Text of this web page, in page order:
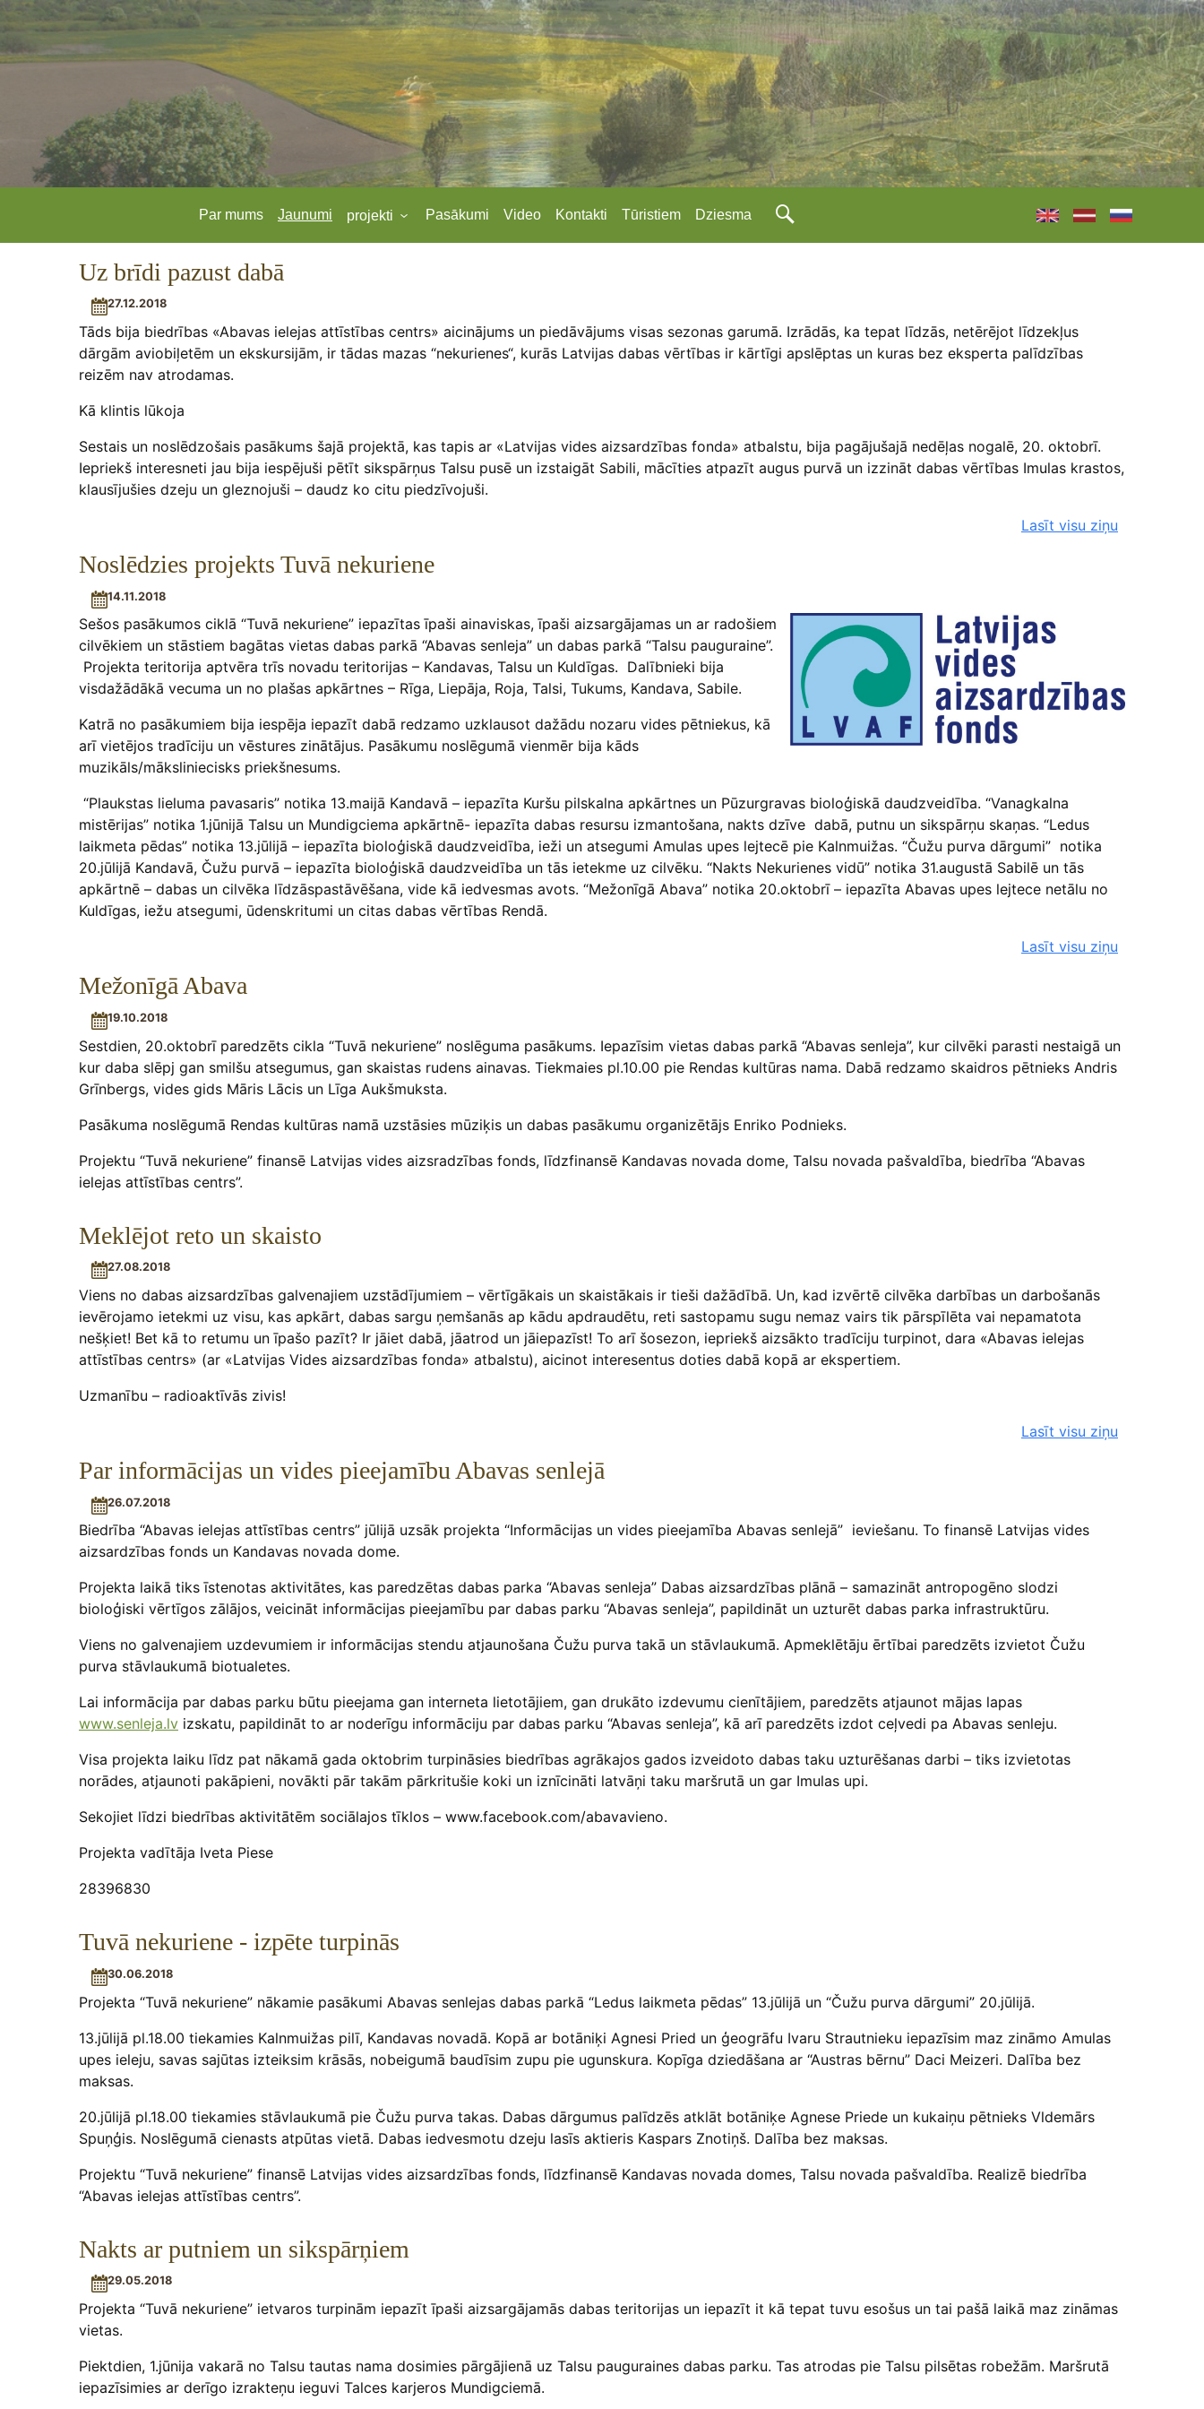
Par mums Jaunumi projekti Pasākumi Video Kontakti Tūristiem Dziesma
Uz brīdi pazust dabā
27.12.2018
Tāds bija biedrības «Abavas ielejas attīstības centrs» aicinājums un piedāvājums visas sezonas garumā. Izrādās, ka tepat līdzās, netērējot līdzekļus
dārgām aviobiļetēm un ekskursijām, ir tādas mazas “nekurienes“, kurās Latvijas dabas vērtības ir kārtīgi apslēptas un kuras bez eksperta palīdzības
reizēm nav atrodamas.
Kā klintis lūkoja
Sestais un noslēdzošais pasākums šajā projektā, kas tapis ar «Latvijas vides aizsardzības fonda» atbalstu, bija pagājušajā nedēļas nogalē, 20. oktobrī.
Iepriekš interesneti jau bija iespējuši pētīt sikspārņus Talsu pusē un izstaigāt Sabili, mācīties atpazīt augus purvā un izzināt dabas vērtības Imulas krastos,
klausījušies dzeju un gleznojuši – daudz ko citu piedzīvojuši.
Lasīt visu ziņu
Noslēdzies projekts Tuvā nekuriene
14.11.2018
Sešos pasākumos ciklā “Tuvā nekuriene” iepazītas īpaši ainaviskas, īpaši aizsargājamas un ar radošiem
cilvēkiem un stāstiem bagātas vietas dabas parkā “Abavas senleja” un dabas parkā “Talsu pauguraine”.
Projekta teritorija aptvēra trīs novadu teritorijas – Kandavas, Talsu un Kuldīgas. Dalībnieki bija
visdažādākā vecuma un no plašas apkārtnes – Rīga, Liepāja, Roja, Talsi, Tukums, Kandava, Sabile.
Katrā no pasākumiem bija iespēja iepazīt dabā redzamo uzklausot dažādu nozaru vides pētniekus, kā
arī vietējos tradīciju un vēstures zinātājus. Pasākumu noslēgumā vienmēr bija kāds
muzikāls/māksliniecisks priekšnesums.
“Plaukstas lieluma pavasaris” notika 13.maijā Kandavā – iepazīta Kuršu pilskalna apkārtnes un Pūzurgravas bioloģiskā daudzveidība. “Vanagkalna
mistērijas” notika 1.jūnijā Talsu un Mundigciema apkārtnē- iepazīta dabas resursu izmantošana, nakts dzīve dabā, putnu un sikspārņu skaņas. “Ledus
laikmeta pēdas” notika 13.jūlijā – iepazīta bioloģiskā daudzveidība, ieži un atsegumi Amulas upes lejtecē pie Kalnmuižas. “Čužu purva dārgumi” notika
20.jūlijā Kandavā, Čužu purvā – iepazīta bioloģiskā daudzveidība un tās ietekme uz cilvēku. “Nakts Nekurienes vidū” notika 31.augustā Sabilē un tās
apkārtnē – dabas un cilvēka līdzāspastāvēšana, vide kā iedvesmas avots. “Mežonīgā Abava” notika 20.oktobrī – iepazīta Abavas upes lejtece netālu no
Kuldīgas, iežu atsegumi, ūdenskritumi un citas dabas vērtības Rendā.
Lasīt visu ziņu
Mežonīgā Abava
19.10.2018
Sestdien, 20.oktobrī paredzēts cikla “Tuvā nekuriene” noslēguma pasākums. Iepazīsim vietas dabas parkā “Abavas senleja”, kur cilvēki parasti nestaigā un
kur daba slēpj gan smilšu atsegumus, gan skaistas rudens ainavas. Tiekmaies pl.10.00 pie Rendas kultūras nama. Dabā redzamo skaidros pētnieks Andris
Grīnbergs, vides gids Māris Lācis un Līga Aukšmuksta.
Pasākuma noslēgumā Rendas kultūras namā uzstāsies mūziķis un dabas pasākumu organizētājs Enriko Podnieks.
Projektu “Tuvā nekuriene” finansē Latvijas vides aizsradzības fonds, līdzfinansē Kandavas novada dome, Talsu novada pašvaldība, biedrība “Abavas
ielejas attīstības centrs”.
Meklējot reto un skaisto
27.08.2018
Viens no dabas aizsardzības galvenajiem uzstādījumiem – vērtīgākais un skaistākais ir tieši dažādībā. Un, kad izvērtē cilvēka darbības un darbošanās
ievērojamo ietekmi uz visu, kas apkārt, dabas sargu ņemšanās ap kādu apdraudētu, reti sastopamu sugu nemaz vairs tik pārspīlēta vai nepamatota
nešķiet! Bet kā to retumu un īpašo pazīt? Ir jāiet dabā, jāatrod un jāiepazīst! To arī šosezon, iepriekš aizsākto tradīciju turpinot, dara «Abavas ielejas
attīstības centrs» (ar «Latvijas Vides aizsardzības fonda» atbalstu), aicinot interesentus doties dabā kopā ar ekspertiem.
Uzmanību – radioaktīvās zivis!
Lasīt visu ziņu
Par informācijas un vides pieejamību Abavas senlejā
26.07.2018
Biedrība “Abavas ielejas attīstības centrs” jūlijā uzsāk projekta “Informācijas un vides pieejamība Abavas senlejā” ieviešanu. To finansē Latvijas vides
aizsardzības fonds un Kandavas novada dome.
Projekta laikā tiks īstenotas aktivitātes, kas paredzētas dabas parka “Abavas senleja” Dabas aizsardzības plānā – samazināt antropogēno slodzi
bioloģiski vērtīgos zālājos, veicināt informācijas pieejamību par dabas parku “Abavas senleja”, papildināt un uzturēt dabas parka infrastruktūru.
Viens no galvenajiem uzdevumiem ir informācijas stendu atjaunošana Čužu purva takā un stāvlaukumā. Apmeklētāju ērtībai paredzēts izvietot Čužu
purva stāvlaukumā biotualetes.
Lai informācija par dabas parku būtu pieejama gan interneta lietotājiem, gan drukāto izdevumu cienītājiem, paredzēts atjaunot mājas lapas
www.senleja.lv izskatu, papildināt to ar noderīgu informāciju par dabas parku “Abavas senleja”, kā arī paredzēts izdot ceļvedi pa Abavas senleju.
Visa projekta laiku līdz pat nākamā gada oktobrim turpināsies biedrības agrākajos gados izveidoto dabas taku uzturēšanas darbi – tiks izvietotas
norādes, atjaunoti pakāpieni, novākti pār takām pārkritušie koki un iznīcināti latvāņi taku maršrutā un gar Imulas upi.
Sekojiet līdzi biedrības aktivitātēm sociālajos tīklos – www.facebook.com/abavavieno.
Projekta vadītāja Iveta Piese
28396830
Tuvā nekuriene - izpēte turpinās
30.06.2018
Projekta “Tuvā nekuriene” nākamie pasākumi Abavas senlejas dabas parkā “Ledus laikmeta pēdas” 13.jūlijā un “Čužu purva dārgumi” 20.jūlijā.
13.jūlijā pl.18.00 tiekamies Kalnmuižas pilī, Kandavas novadā. Kopā ar botāniķi Agnesi Pried un ģeogrāfu Ivaru Strautnieku iepazīsim maz zināmo Amulas
upes ieleju, savas sajūtas izteiksim krāsās, nobeigumā baudīsim zupu pie ugunskura. Kopīga dziedāšana ar “Austras bērnu” Daci Meizeri. Dalība bez
maksas.
20.jūlijā pl.18.00 tiekamies stāvlaukumā pie Čužu purva takas. Dabas dārgumus palīdzēs atklāt botāniķe Agnese Priede un kukaiņu pētnieks Vldemārs
Spuņģis. Noslēgumā cienasts atpūtas vietā. Dabas iedvesmotu dzeju lasīs aktieris Kaspars Znotiņš. Dalība bez maksas.
Projektu “Tuvā nekuriene” finansē Latvijas vides aizsardzības fonds, līdzfinansē Kandavas novada domes, Talsu novada pašvaldība. Realizē biedrība
“Abavas ielejas attīstības centrs”.
Nakts ar putniem un sikspārņiem
29.05.2018
Projekta “Tuvā nekuriene” ietvaros turpinām iepazīt īpaši aizsargājamās dabas teritorijas un iepazīt it kā tepat tuvu esošus un tai pašā laikā maz zināmas
vietas.
Piektdien, 1.jūnija vakarā no Talsu tautas nama dosimies pārgājienā uz Talsu pauguraines dabas parku. Tas atrodas pie Talsu pilsētas robežām. Maršrutā
iepazīsimies ar derīgo izrakteņu ieguvi Talces karjeros Mundigciemā.